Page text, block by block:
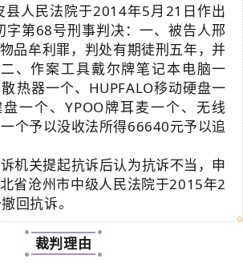
民法院于2014年5月21日作出
字第68号刑事判决：一、被告人邢
品牟利罪，判处有期徒刑五年，并
、作案工具戴尔牌笔记本电脑一
热器一个、HUPFALO移动硬盘一
一个、YPOO牌耳麦一个、无线
个予以没收法所得66640元予以追
关提起抗诉后认为抗诉不当，申
省沧州市中级人民法院于2015年2
回抗诉。
裁判理由